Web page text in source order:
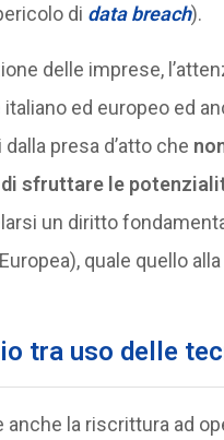
di data breach).
delle imprese,
ed europeo ed
presa d’atto che
sfruttare le
un diritto
quale quello alla
tra uso delle
la riscrittura ad